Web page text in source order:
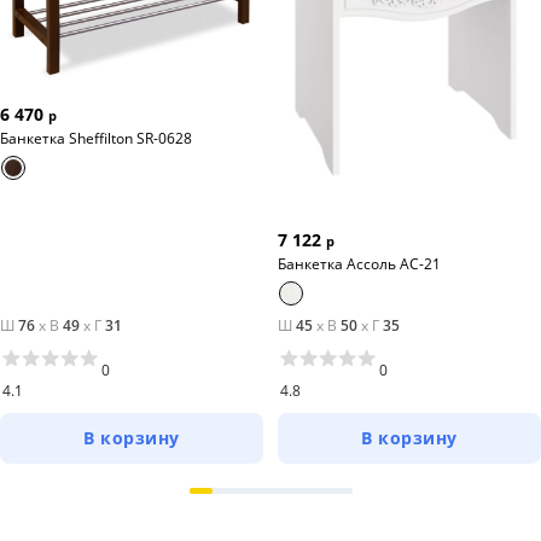
6 470 р
Банкетка Sheffilton SR-0628
Ш 76x В 49x Г31
4.1
0
В корзину
7 122 р
Банкетка Ассоль АС-21
Ш 45x В 50x Г35
4.8
0
В корзину